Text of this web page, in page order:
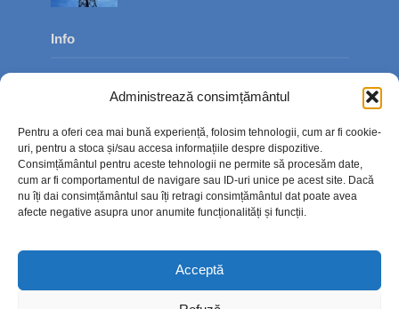
Administrează consimțământul
Pentru a oferi cea mai bună experiență, folosim tehnologii, cum ar fi cookie-
uri, pentru a stoca și/sau accesa informațiile despre dispozitive.
Consimțământul pentru aceste tehnologii ne permite să procesăm date,
cum ar fi comportamentul de navigare sau ID-uri unice pe acest site. Dacă
nu îți dai consimțământul sau îți retragi consimțământul dat poate avea
afecte negative asupra unor anumite funcționalități și funcții.
Acceptă
Info
Contact
Politica de confidențialitate
Politică cookie-uri (UE)